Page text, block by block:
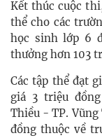
Kết thúc cuộc
thể cho các
học sinh lớp 6
thưởng hơn 103
Các tập thể đạt
giá 3 triệu
Thiều - TP.
đồng thuộc về